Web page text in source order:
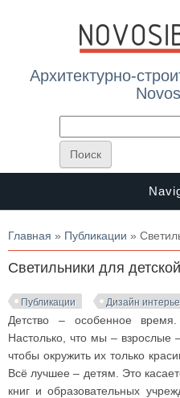
Архитектурно-
Вы здесь
Главная » Публикации »
Светильники для детской
Публикации Дизайн
Детство – особенное
Настолько, что мы – взрослые
чтобы окружить их только
Всё лучшее – детям. Это
книг и образовательных